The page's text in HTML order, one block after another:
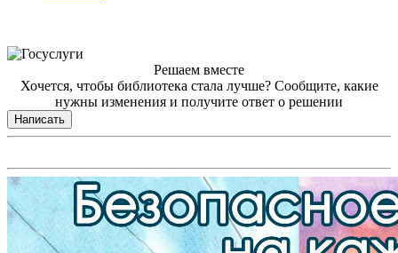
Решаем вместе
Хочется, чтобы библиотека стала лучше? Сообщите, какие
нужны изменения и получите ответ о решении
Написать